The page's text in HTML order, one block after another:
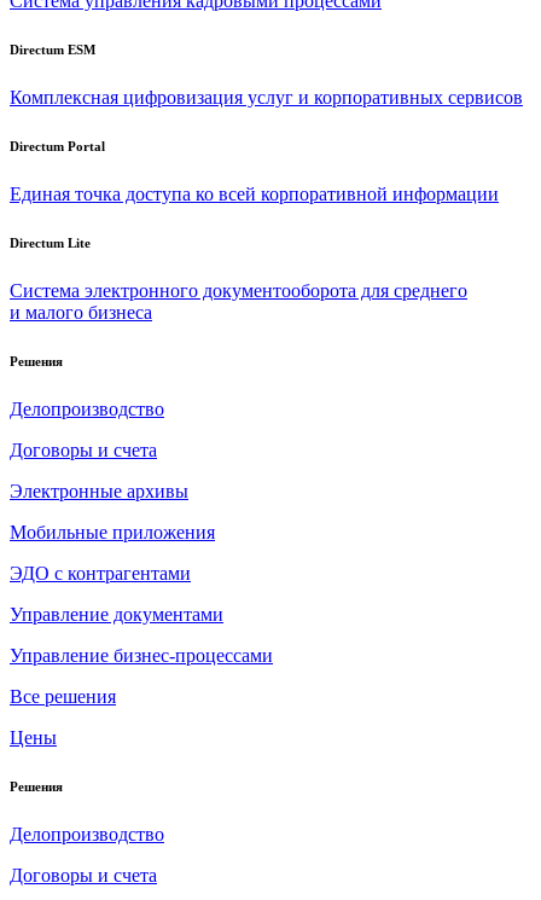
Directum ESM
Комплексная цифровизация услуг и корпоративных сервисов
Directum Portal
Единая точка доступа ко всей корпоративной информации
Directum Lite
Система электронного документооборота для среднего
и малого бизнеса
Решения
Делопроизводство
Договоры и счета
Электронные архивы
Мобильные приложения
ЭДО с контрагентами
Управление документами
Управление бизнес-процессами
Все решения
Цены
Решения
Делопроизводство
Договоры и счета